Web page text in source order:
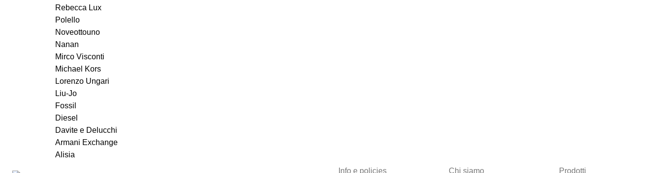
Rebecca Lux
Polello
Noveottouno
Nanan
Mirco Visconti
Michael Kors
Lorenzo Ungari
Liu-Jo
Fossil
Diesel
Davite e Delucchi
Armani Exchange
Alisia
Info e policies Chi siamo Prodotti